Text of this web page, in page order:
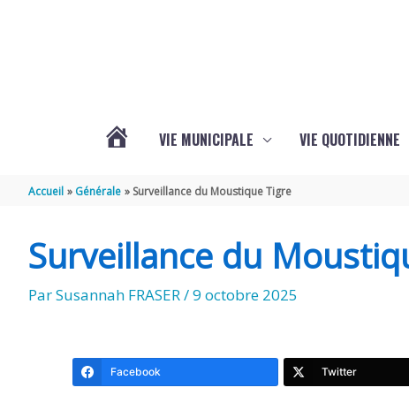
VIE MUNICIPALE VIE QUOTIDIENNE
Accueil Générale Surveillance du Moustique Tigre
Surveillance du
ParSusannah FRASER/9 octobre 2025
Facebook Twitter